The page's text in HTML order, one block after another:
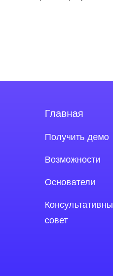
Instagram
Главная
Получить демо
Возможности
Основатели
совет